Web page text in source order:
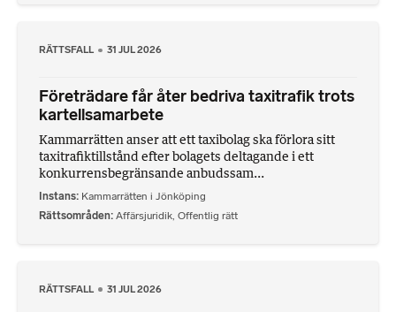
RÄTTSFALL 31 JUL 2026
Företrädare får åter bedriva taxitrafik trots
kartellsamarbete
Kammarrätten anser att ett taxibolag ska förlora sitt
taxitrafiktillstånd efter bolagets deltagande i ett
konkurrensbegränsande anbudssam...
Instans Kammarrätten i Jönköping
Rättsområden Affärsjuridik, Offentlig rätt
RÄTTSFALL 31 JUL 2026